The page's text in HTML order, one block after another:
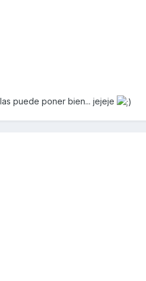
puede poner bien... jejeje